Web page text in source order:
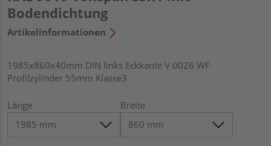
Bodendichtung
Artikelinformationen
1985x860x40mm DIN links Eckkante V 0026 WF
Profilzylinder 55mm Klasse3
Länge Breite